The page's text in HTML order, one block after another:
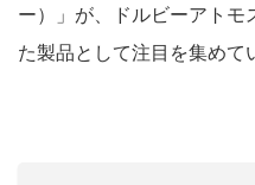
ー）」が、ドルビーアト
た製品として注目を集めて